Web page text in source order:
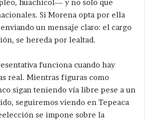
huachicol— y no solo que
Si Morena opta por ella
un mensaje claro: el cargo
se hereda por lealtad.
funciona cuando hay
real. Mientras figuras como
sigan teniendo vía libre pese a un
seguiremos viendo en Tepeaca
se impone sobre la